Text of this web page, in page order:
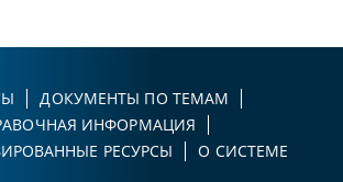
ДОКУМЕНТЫ ПО ТЕМАМ
ИНФОРМАЦИЯ
РЕСУРСЫ
О СИСТЕМЕ